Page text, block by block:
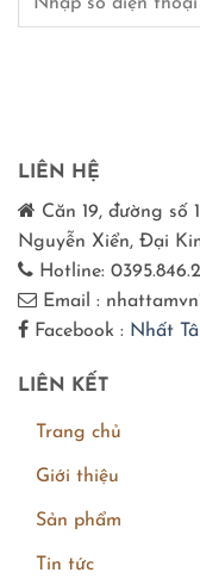
LIÊN HỆ
Căn 19, đường số
Nguyễn Xiển, Đại
Hotline:
Email :
Facebook : Nhất
LIÊN KẾT
Trang chủ
Giới thiệu
Sản phẩm
Tin tức